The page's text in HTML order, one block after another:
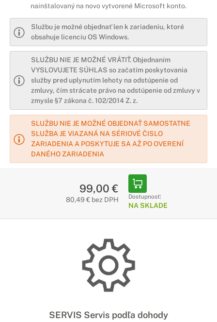
nainštalovaný na novo vytvorené Microsoft konto.
Službu je možné objednať len k zariadeniu, ktoré
obsahuje licenciu OS Windows.
SLUŽBU NIE JE MOŽNÉ VRÁTIŤ. Objednaním
VYSLOVUJETE SÚHLAS so začatím poskytovania
služby pred uplynutím lehoty na odstúpenie od
zmluvy, čím strácate právo na odstúpenie od zmluvy v
zmysle §7 zákona č. 102/2014 Z. z.
SLUŽBU NIE JE MOŽNÉ OBJEDNAŤ SAMOSTATNE
SLUŽBA JE VIAZANÁ NA SÉRIOVÉ ČISLO
ZARIADENIA A POSKYTUJE SA AŽ PO OVERENÍ
DANÉHO ZARIADENIA
99,00 €
80,49 € bez DPH Dostupnosť:
NA SKLADE
SERVIS Servis podľa dohody